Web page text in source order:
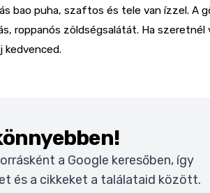
bao puha, szaftos és tele van ízzel. A
roppanós zöldségsalátát. Ha szeretnél
kedvenced.
a Google keresőben, így
és a cikkeket a találataid között.